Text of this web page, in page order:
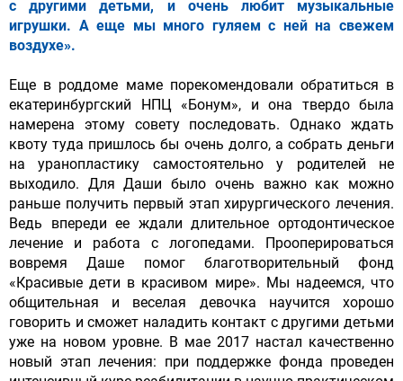
с другими детьми, и очень любит музыкальные
игрушки. А еще мы много гуляем с ней на свежем
воздухе».
Еще в роддоме маме порекомендовали обратиться в
екатеринбургский НПЦ «Бонум», и она твердо была
намерена этому совету последовать. Однако ждать
квоту туда пришлось бы очень долго, а собрать деньги
на уранопластику самостоятельно у родителей не
выходило. Для Даши было очень важно как можно
раньше получить первый этап хирургического лечения.
Ведь впереди ее ждали длительное ортодонтическое
лечение и работа с логопедами. Прооперироваться
вовремя Даше помог благотворительный фонд
«Красивые дети в красивом мире». Мы надеемся, что
общительная и веселая девочка научится хорошо
говорить и сможет наладить контакт с другими детьми
уже на новом уровне. В мае 2017 настал качественно
новый этап лечения: при поддержке фонда проведен